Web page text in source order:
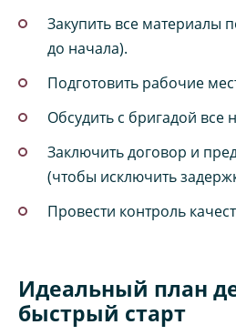
Закупить все материалы
до начала).
Подготовить рабочие
Обсудить с бригадой все
Заключить договор и
(чтобы исключить
Провести контроль
Идеальный план
быстрый старт